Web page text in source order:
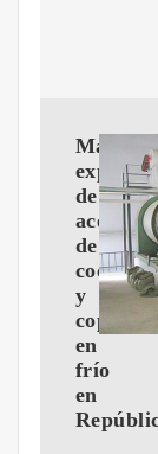
de
aceite
de
coco
y
copra
en
frío
en